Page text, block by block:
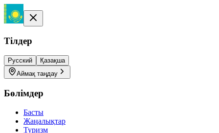
Тілдер
Русский
Қазақша
Аймақ таңдау
Бөлімдер
Басты
Жаңалықтар
Туризм